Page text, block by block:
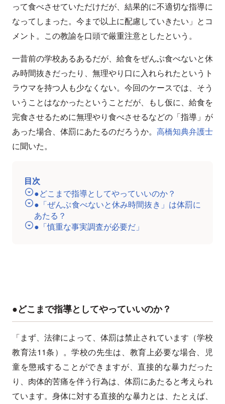
って食べさせていただけだが、結果的に不適切な指導に
なってしまった。今まで以上に配慮していきたい」とコ
メント。この教諭を口頭で厳重注意としたという。
一昔前の学校あるあるだが、給食をぜんぶ食べないと休
み時間抜きだったり、無理やり口に入れられたというト
ラウマを持つ人も少なくない。今回のケースでは、そう
いうことはなかったということだが、もし仮に、給食を
完食させるために無理やり食べさせるなどの「指導」が
あった場合、体罰にあたるのだろうか。 高橋知典弁護士
に聞いた。
目次
●どこまで指導としてやっていいのか？
●「ぜんぶ食べないと休み時間抜き」は体罰に
あたる？
●「慎重な事実調査が必要だ」
●どこまで指導としてやっていいのか？
「まず、法律によって、体罰は禁止されています（学校
教育法11条）。学校の先生は、教育上必要な場合、児
童を懲戒することができますが、直接的な暴力だった
り、肉体的苦痛を伴う行為は、体罰にあたると考えられ
ています。身体に対する直接的な暴力とは、たとえば、